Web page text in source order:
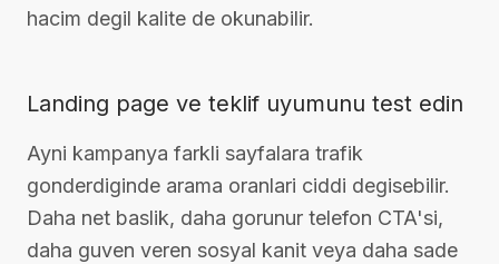
hacim degil kalite de okunabilir.
Landing page ve teklif uyumunu test edin
Ayni kampanya farkli sayfalara trafik
gonderdiginde arama oranlari ciddi degisebilir.
Daha net baslik, daha gorunur telefon CTA'si,
daha guven veren sosyal kanit veya daha sade